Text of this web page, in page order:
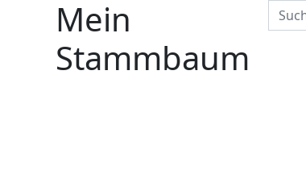
Mein
Stammbaum
Suche